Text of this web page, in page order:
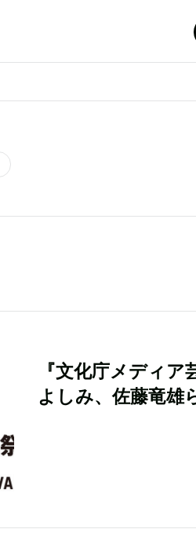
『文化庁メディ
よしみ、佐藤竜雄